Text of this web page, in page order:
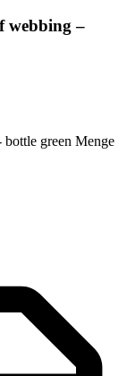
webbing –
green Menge